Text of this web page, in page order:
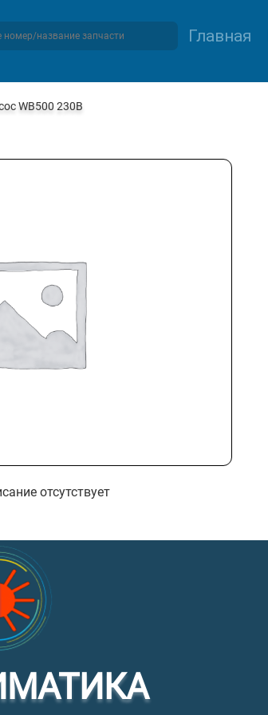
Главная
WB500 230В
отсутствует